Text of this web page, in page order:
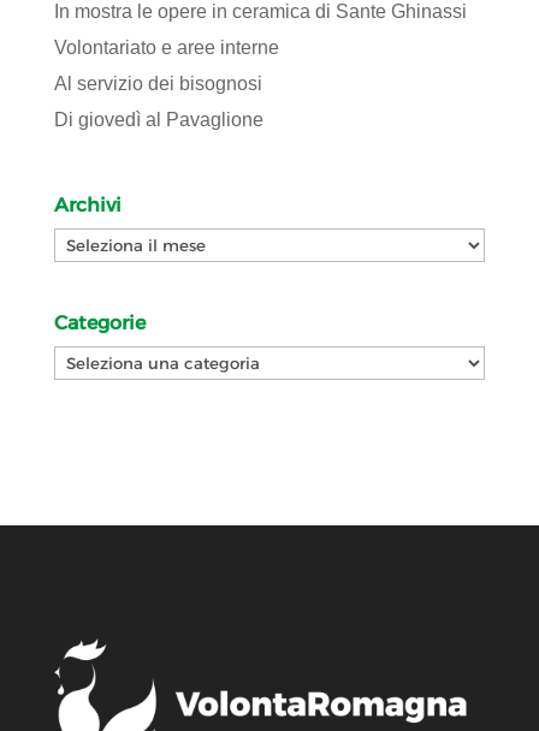
In mostra le opere in ceramica di Sante Ghinassi
Volontariato e aree interne
Al servizio dei bisognosi
Di giovedì al Pavaglione
Archivi
Archivi
Categorie
Categorie